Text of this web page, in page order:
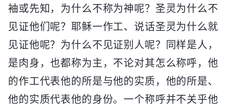
袖或先知，为什么不称为神呢？圣灵为什么不
见证他们呢？耶稣一作工、说话圣灵为什么就
见证他呢？为什么不见证别人呢？同样是人，
是肉身，也都称为主，不论对其怎么称呼，他
的作工代表他的所是与他的实质，他的所是、
他的实质代表他的身份。一个称呼并不关乎他